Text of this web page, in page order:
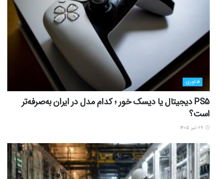
فناوری
PS5 دیجیتال یا دیسک خور ؛ کدام مدل در ایران به‌صرفه‌تر
است؟